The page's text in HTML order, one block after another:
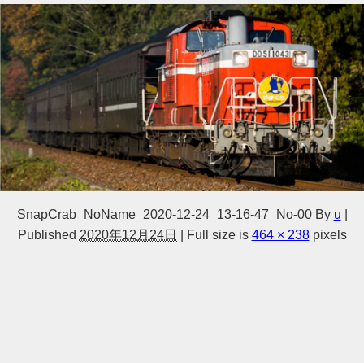
SnapCrab_NoName_2020-12-24_13-16-47_No-00 By u
Published 2020年12月24日 Full size is 464 × 238pixels